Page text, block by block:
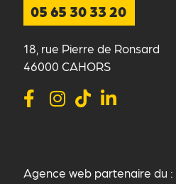
05 65 30 33 20
18, rue Pierre de Ronsard
46000 CAHORS
Agence web partenaire du :